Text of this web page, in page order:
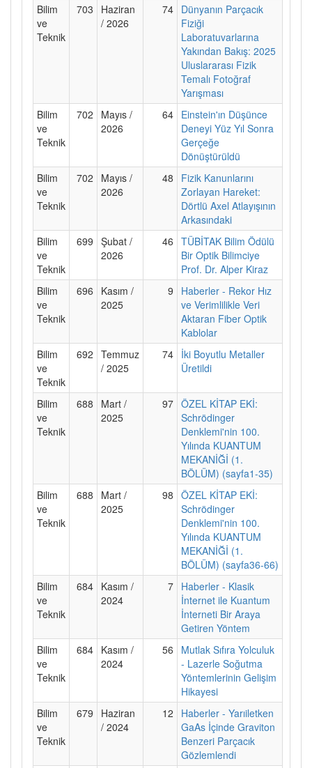
Bilim
ve
Teknik
703
Haziran
/ 2026
74 Dünyanın Parçacık
Fiziği
Laboratuvarlarına
Yakından Bakış: 2025
Uluslararası Fizik
Temalı Fotoğraf
Yarışması
Bilim
ve
Teknik
702
Mayıs /
2026
64 Einstein'ın Düşünce
Deneyi Yüz Yıl Sonra
Gerçeğe
Dönüştürüldü
Bilim
ve
Teknik
702
Mayıs /
2026
48
Fizik Kanunlarını
Zorlayan Hareket:
Dörtlü Axel Atlayışının
Arkasındaki
Bilim
ve
Teknik
699 Şubat /
2026
46 TÜBİTAK Bilim Ödülü
Bir Optik Bilimciye
Prof. Dr. Alper Kiraz
Bilim
ve
Teknik
696
Kasım /
2025
9
Haberler - Rekor Hız
ve Verimlilikle Veri
Aktaran Fiber Optik
Kablolar
Bilim
ve
Teknik
692 Temmuz
/ 2025
74 İki Boyutlu Metaller
Üretildi
Bilim
ve
Teknik
688
Mart /
2025
97 ÖZEL KİTAP EKİ:
Schrödinger
Denklemi'nin 100.
Yılında KUANTUM
MEKANİĞİ (1.
BÖLÜM) (sayfa1-35)
Bilim
ve
Teknik
688
Mart /
2025
98 ÖZEL KİTAP EKİ:
Schrödinger
Denklemi'nin 100.
Yılında KUANTUM
MEKANİĞİ (1.
BÖLÜM) (sayfa36-66)
Bilim
ve
Teknik
684 Kasım /
2024
7 Haberler - Klasik
İnternet ile Kuantum
İnterneti Bir Araya
Getiren Yöntem
Bilim
ve
Teknik
684 Kasım /
2024
56
Mutlak Sıfıra Yolculuk
- Lazerle Soğutma
Yöntemlerinin Gelişim
Hikayesi
Bilim
ve
Teknik
679
Haziran
/ 2024
12
Haberler - Yarıiletken
GaAs İçinde Graviton
Benzeri Parçacık
Gözlemlendi